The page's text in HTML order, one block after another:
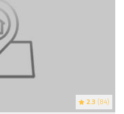
2.3 (84)